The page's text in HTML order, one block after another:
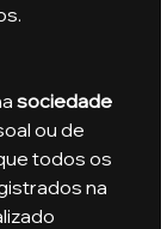
sociedade
ou de
todos os
na